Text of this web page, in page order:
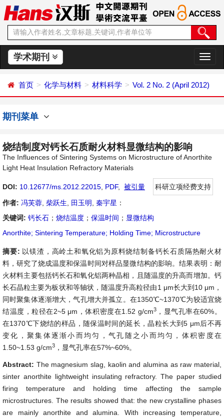
学术期刊
切
换
航
首页 化学与材料 材料科学 Vol. 2 No. 2 (April 2012)
期刊菜单
烧结制度对钙长石质耐火材料显微结构的影响
The Influences of Sintering Systems on Microstructure of Anorthite
Light Heat Insulation Refractory Materials
DOI: 10.12677/ms.2012.22015 PDF, 被引量
科研立项经费支持
作者: 冯芙蓉 柴跃生 田玉明 秦宇星 ：
关键词: 钙长石 ； 烧结温度 ； 保温时间 ； 显微结构
Anorthite; Sintering Temperature; Holding Time; Microstructure
摘要: 以镁渣，高岭土和氧化铝为原料烧结制备钙长石质隔热耐火材
料，研究了烧成温度和保温时间对样品显微结构的影响。结果表明：耐
火材料主要包括钙长石和氧化铝两种晶相，且随温度的升高而增加。钙
长石晶粒主要为板状和等轴状，随温度升高粒径由1 μm长大到10 μm，
同时聚集体逐渐增大，气孔增大并孤立。在1350℃~1370℃为较适宜烧
结温度，粒径在2~5 μm，体积密度在1.52 g/cm3，显气孔率在60%。
在1370℃下烧结的样品，随保温时间的延长，晶粒长大到5 μm后不再
变化，聚集体逐渐小而均匀，气孔随之小而均匀，体积密度在
1.50~1.53 g/cm3 ，显气孔率在57%~60%。
Abstract: The magnesium slag, kaolin and alumina as raw material,
sinter anorthite lightweight insulating refractory. The paper studied
firing temperature and holding time affecting the sample
microstructures. The results showed that: the new crystalline phases
are mainly anorthite and alumina. With increasing temperature,